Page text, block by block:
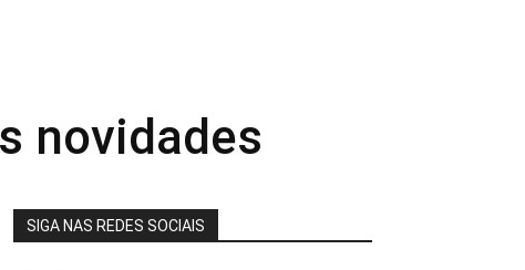
novidades
SIGA NAS REDES SOCIAIS